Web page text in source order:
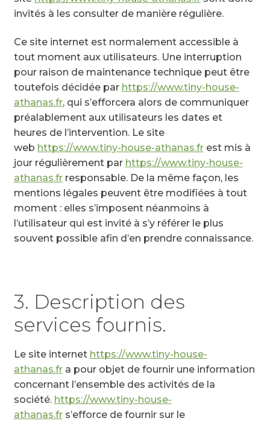
invités à les consulter de manière régulière.
Ce site internet est normalement accessible à
tout moment aux utilisateurs. Une interruption
pour raison de maintenance technique peut être
toutefois décidée par https://www.tiny-house-
athanas.fr, qui s’efforcera alors de communiquer
préalablement aux utilisateurs les dates et
heures de l’intervention. Le site
web https://www.tiny-house-athanas.frest mis à
jour régulièrement par https://www.tiny-house-
athanas.frresponsable. De la même façon, les
mentions légales peuvent être modifiées à tout
moment : elles s’imposent néanmoins à
l’utilisateur qui est invité à s’y référer le plus
souvent possible afin d’en prendre connaissance.
3. Description des
services fournis.
Le site internet https://www.tiny-house-
athanas.fra pour objet de fournir une information
concernant l’ensemble des activités de la
société. https://www.tiny-house-
athanas.frs’efforce de fournir sur le